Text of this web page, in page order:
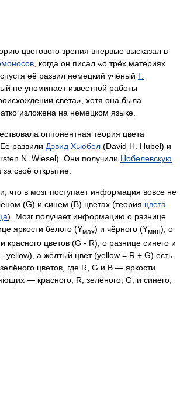
цветового зрения впервые высказал в
, когда он писал «о трёх материях
её развил немецкий учёный Г.
не упоминает известной работы
света», хотя она была
изложена на немецком языке.
оппонентная теория цвета
развили Дэвид Хьюбел (David H. Hubel) и
N. Wiesel). Они получили Нобелевскую
за своё открытие.
что в мозг поступает информация вовсе не
(G) и синем (B) цветах (теория цвета
). Мозг получает информацию о разнице
яркости белого (Yмах) и чёрного (Yмин), о
красного цветов (G - R), о разнице синего и
yellow), а жёлтый цвет (yellow = R + G) есть
цветов, где R, G и B — яркости
— красного, R, зелёного, G, и синего,